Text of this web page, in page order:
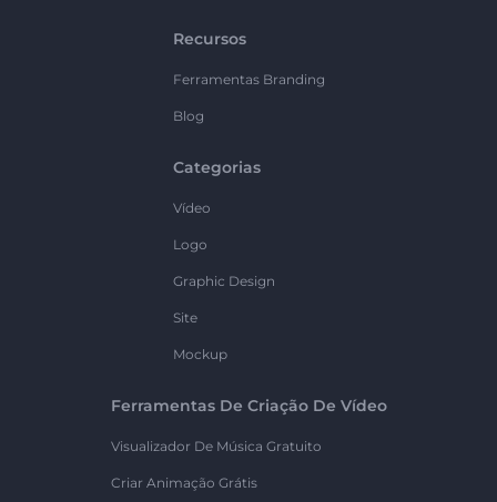
Recursos
Ferramentas Branding
Blog
Categorias
Vídeo
Logo
Graphic Design
Site
Mockup
Ferramentas De Criação De Vídeo
Visualizador De Música Gratuito
Criar Animação Grátis